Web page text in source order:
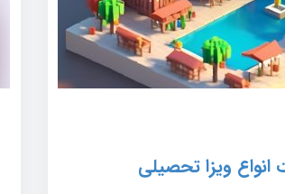
انواع ویزا تحصیلی